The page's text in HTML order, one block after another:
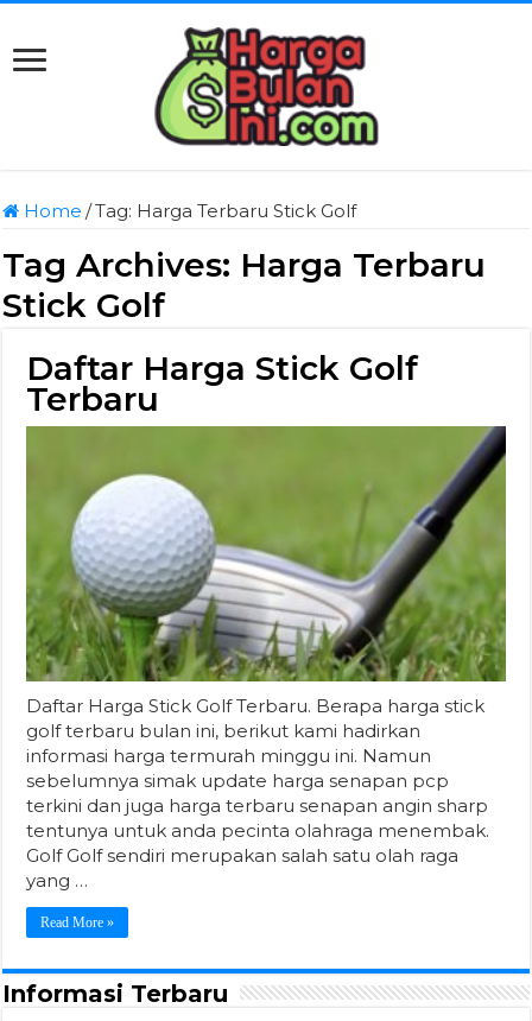
Home /Tag: Harga Terbaru Stick Golf
Tag Archives: Harga Terbaru
Stick Golf
Daftar Harga Stick Golf
Terbaru
Daftar Harga Stick Golf Terbaru. Berapa harga stick
golf terbaru bulan ini, berikut kami hadirkan
informasi harga termurah minggu ini. Namun
sebelumnya simak update harga senapan pcp
terkini dan juga harga terbaru senapan angin sharp
tentunya untuk anda pecinta olahraga menembak.
Golf Golf sendiri merupakan salah satu olah raga
yang …
Read More »
Informasi Terbaru